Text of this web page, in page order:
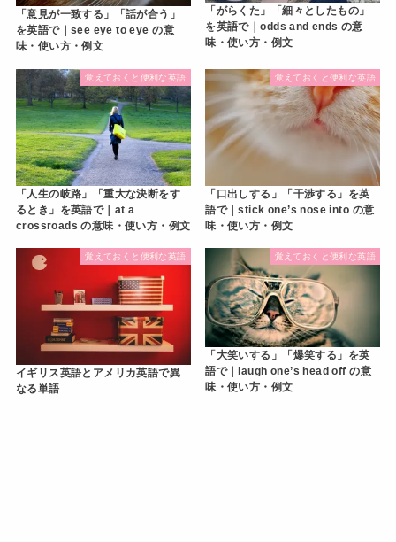
「意見が一致する」「話が合う」
を英語で｜see eye to eye の意
味・使い方・例文
「がらくた」「細々としたもの」
を英語で｜odds and ends の意
味・使い方・例文
覚えておくと便利な英語
「人生の岐路」「重大な決断をす
るとき」を英語で｜at a
crossroads の意味・使い方・例文
覚えておくと便利な英語
「口出しする」「干渉する」を英
語で｜stick one’s nose into の意
味・使い方・例文
覚えておくと便利な英語
イギリス英語とアメリカ英語で異
なる単語
覚えておくと便利な英語
「大笑いする」「爆笑する」を英
語で｜laugh one’s head off の意
味・使い方・例文